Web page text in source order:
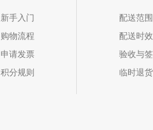
新手入门
购物流程
申请发票
积分规则
配送范围
配送时效
验收与
临时退货